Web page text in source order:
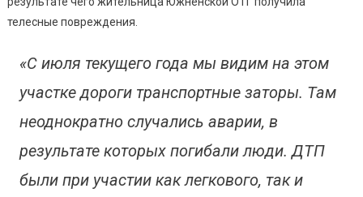
телесные повреждения.
«С июля текущего года мы видим на этом
участке дороги транспортные заторы. Там
неоднократно случались аварии, в
результате которых погибали люди. ДТП
были при участии как легкового, так и